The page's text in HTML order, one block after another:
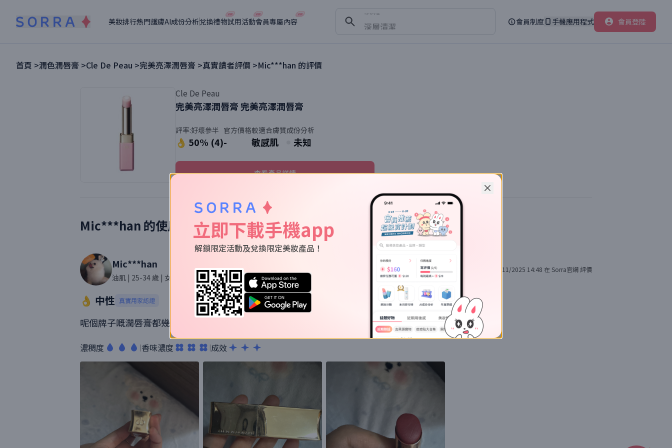
美妝排行熱門護膚AI成份分析兌換禮物試用活動會員專屬內容
深層清潔
會員制度 手機應用程式 會員登陸
首頁 >潤色潤唇膏 >Cle De Peau >完美亮澤潤唇膏 >真實讀者評價 >Mic***han 的評價
Cle De Peau
完美亮澤潤唇膏 完美亮澤潤唇膏
評率:好壞參半
👌 50% (4)
官方價格
-
較適合膚質
敏感肌
成份分析
未知
查看產品詳情
Mic***han 的使用評價
Mic***han
油肌 | 25-34 歲 | 女性 | 540則評價
26/11/2025 14:48 在Sorra官網評價
👌 中性 真實用家認證
呢個牌子嘅潤唇膏都幾好用，比較容易上色，又唔會扯乾唇膏，不過價錢比較貴
濃稠度 |香味濃度 |成效
立即下載手機app
解鎖限定活動及兌換限定美妝產品！